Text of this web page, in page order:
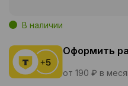
В наличии
Оформить
от 190 ₽ в